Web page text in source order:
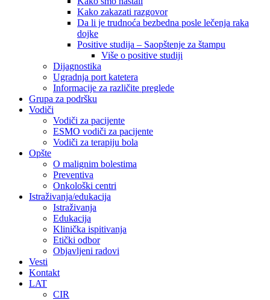
Kako zakazati razgovor
Da li je trudnoća bezbedna posle lečenja raka
dojke
Positive studija – Saopštenje za štampu
Više o positive studiji
Dijagnostika
Ugradnja port katetera
Informacije za različite preglede
Grupa za podršku
Vodiči
Vodiči za pacijente
ESMO vodiči za pacijente
Vodiči za terapiju bola
Opšte
O malignim bolestima
Preventiva
Onkološki centri
Istraživanja/edukacija
Istraživanja
Edukacija
Klinička ispitivanja
Etički odbor
Objavljeni radovi
Vesti
Kontakt
LAT
CIR